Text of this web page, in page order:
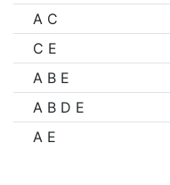
A C
C E
A B E
A B D E
A E